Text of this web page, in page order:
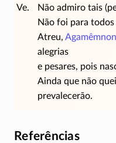
Ve.
Não admiro tais
Não foi para
Atreu, Agamêmnon
alegrias
e pesares, pois
Ainda que não
prevalecerão.
Referências